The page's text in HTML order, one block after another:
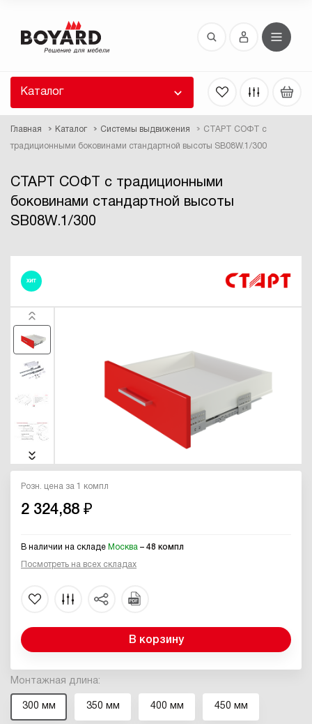
Каталог
Главная Каталог Системы выдвижения СТАРТ СОФТ с
традиционными боковинами стандартной высоты SB08W.1/300
СТАРТ СОФТ с традиционными
боковинами стандартной высоты
SB08W.1/300
ХИТ
Монтажная длина:
300 мм 350 мм 400 мм 450 мм
Розн. цена за 1 компл
2 324,88 ₽
В наличии на складе Москва – 48 компл
Посмотреть на всех складах
В корзину
Восстановление пароля
высланы вам по E-Mail.
ссылку для восстановления